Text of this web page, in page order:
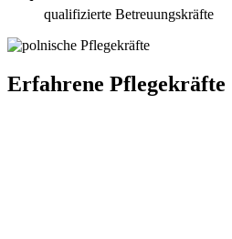
qualifizierte Betreuungskräfte
Erfahrene Pflegekräfte